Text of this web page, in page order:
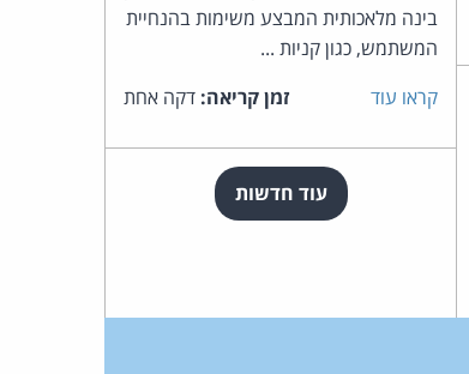
בינה מלאכותית המבצע משימות בהנחיית
המשתמש, כגון קניות ...
קראו עוד
זמן קריאה: דקה אחת
עוד חדשות